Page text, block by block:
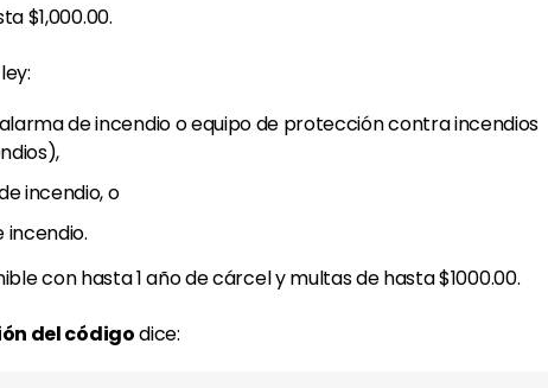
$1,000.00.
de incendio o equipo de protección contra incendios
incendio, o
incendio.
con hasta 1 año de cárcel y multas de hasta $1000.00.
del códigodice: